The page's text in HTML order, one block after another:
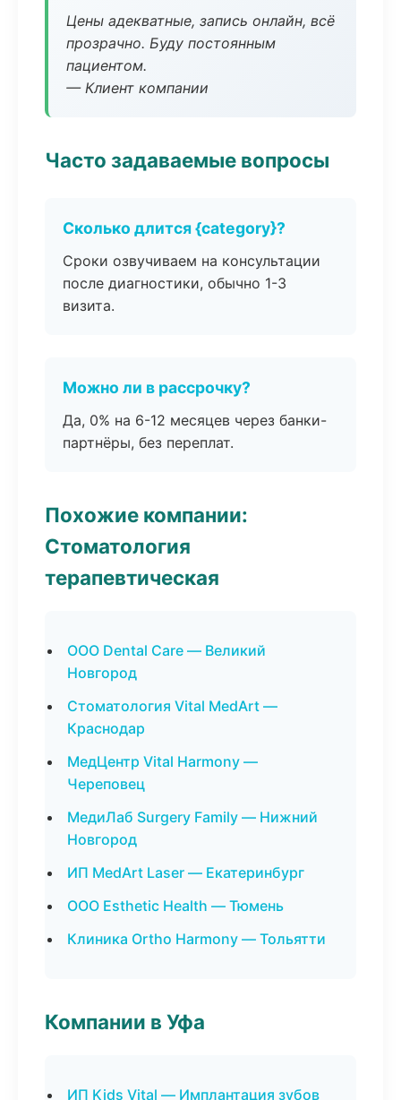
Цены адекватные, запись онлайн, всё
прозрачно. Буду постоянным
пациентом.
— Клиент компании
Часто задаваемые вопросы
Сколько длится {category}?
Сроки озвучиваем на консультации
после диагностики, обычно 1-3
визита.
Можно ли в рассрочку?
Да, 0% на 6-12 месяцев через банки-
партнёры, без переплат.
Похожие компании:
Стоматология
терапевтическая
ООО Dental Care — Великий
Новгород
Стоматология Vital MedArt —
Краснодар
МедЦентр Vital Harmony —
Череповец
МедиЛаб Surgery Family — Нижний
Новгород
ИП MedArt Laser — Екатеринбург
ООО Esthetic Health — Тюмень
Клиника Ortho Harmony — Тольятти
Компании в Уфа
ИП Kids Vital — Имплантация зубов